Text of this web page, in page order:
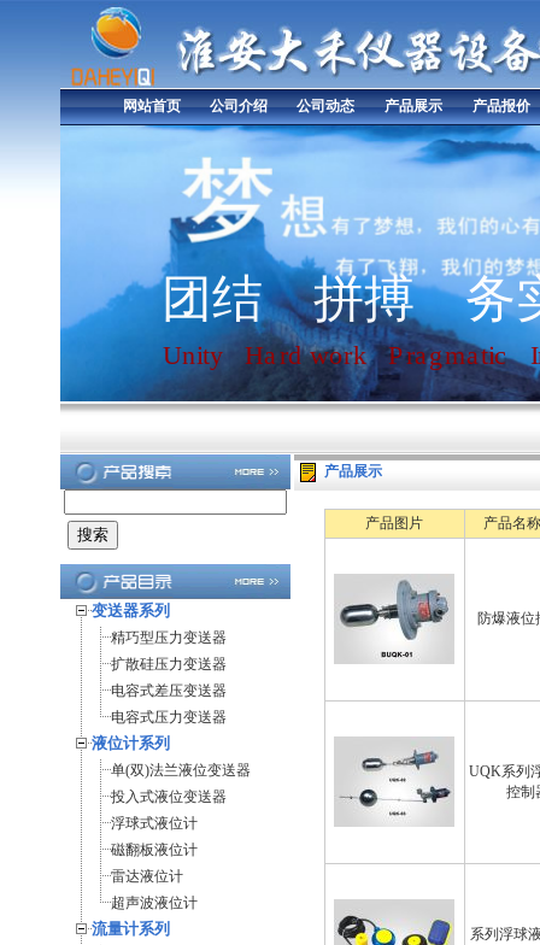
网站首页 公司介绍 公司动态 产品展示 产品报价
团结 拼搏 务
Unity Hard work Pragmatic I
变送器系列
精巧型压力变送器
扩散硅压力变送器
电容式差压变送器
电容式压力变送器
液位计系列
单(双)法兰液位变送器
投入式液位变送器
浮球式液位计
磁翻板液位计
雷达液位计
超声波液位计
流量计系列
产品展示
产品图片 产品名
防爆液位
UQK系列
控制
系列浮球